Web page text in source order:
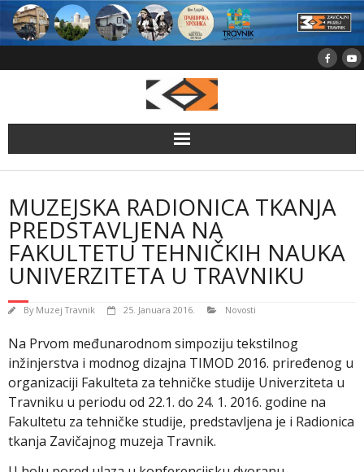
Skip
content
MUZEJSKA RADIONICA TKANJA
PREDSTAVLJENA NA
FAKULTETU TEHNIČKIH NAUKA
UNIVERZITETA U TRAVNIKU
By Muzej Travnik 25. Januara 2016. Novosti
Na Prvom međunarodnom simpoziju tekstilnog
inžinjerstva i modnog dizajna TIMOD 2016. priređenog u
organizaciji Fakulteta za tehničke studije Univerziteta u
Travniku u periodu od 22.1. do 24. 1. 2016. godine na
Fakultetu za tehničke studije, predstavljena je i Radionica
tkanja Zavičajnog muzeja Travnik.